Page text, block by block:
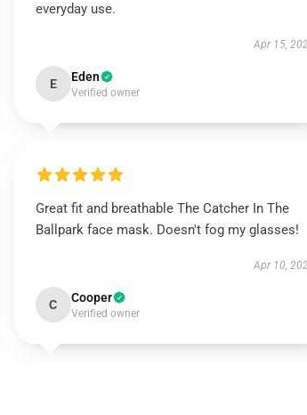
everyday use.
Apr 15,
E Eden
Verified owner
Great fit and breathable The Catcher In The
Ballpark face mask. Doesn't fog my glasses!
Apr 10,
C Cooper
Verified owner